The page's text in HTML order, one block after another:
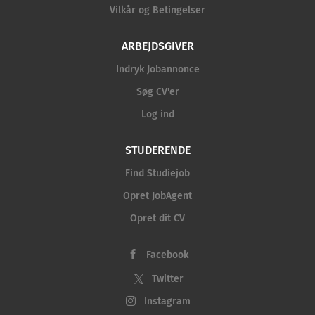
Vilkår og Betingelser
ARBEJDSGIVER
Indryk Jobannonce
Søg CV'er
Log ind
STUDERENDE
Find Studiejob
Opret JobAgent
Opret dit CV
Facebook
Twitter
Instagram